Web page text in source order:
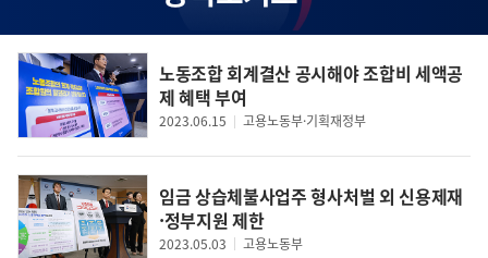
노동부
노사발전재단, 우즈베키스탄 고용빈곤퇴치부 대표단 초청 공동세미나 개최
작업 안전가이드"로 질식·추락사고 예방
용
동
뉴
노동조합 회계결산 공시해야 조합비 세액공
제 혜택 부여
2023.06.15 고용노동부·기획재정부
임금 상습체불사업주 형사처벌 외 신용제재
·정부지원 제한
2023.05.03 고용노동부